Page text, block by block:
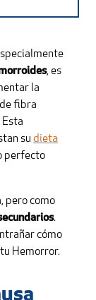
, es
la
fibra
su dieta
perfecto
pero como
.
cómo
Hemorror.